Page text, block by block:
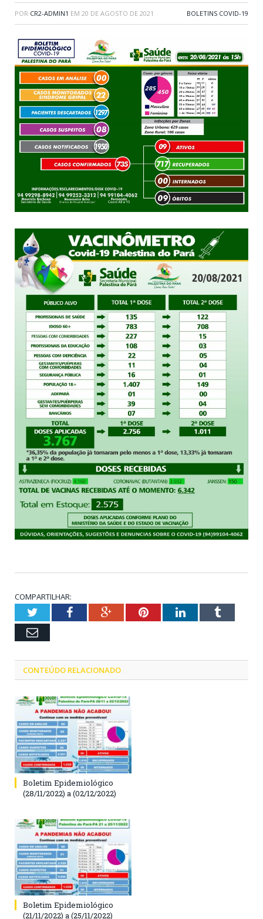
POR CR2-ADMIN1 EM 20 DE AGOSTO DE 2021 BOLETINS COVID-19
COMPARTILHAR:
TwitterFacebookGoogle+PinterestLinkedInTumblr
Email
CONTEÚDO RELACIONADO
Boletim Epidemiológico
(28/11/2022) a (02/12/2022)
Boletim Epidemiológico
(21/11/2022) a (25/11/2022)